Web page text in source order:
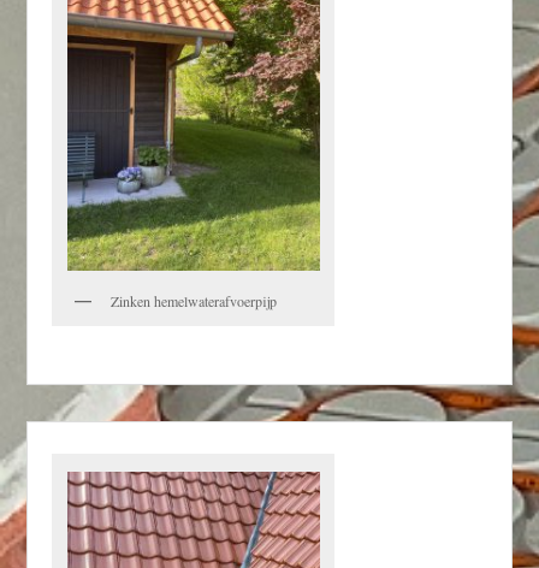
Zinken hemelwaterafvoerpijp